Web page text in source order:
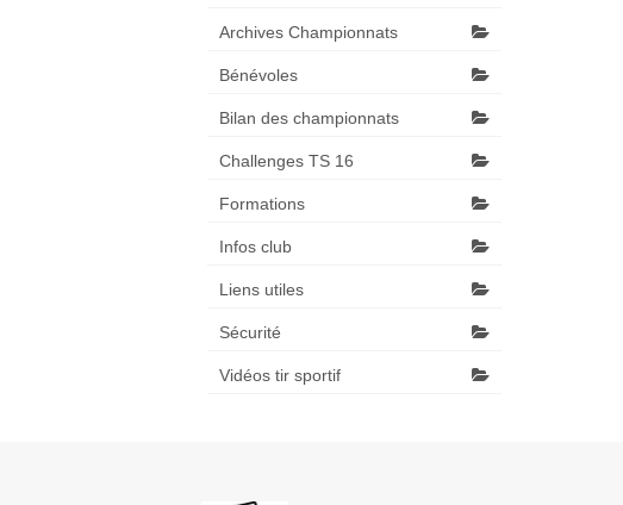
Archives Championnats
Bénévoles
Bilan des championnats
Challenges TS 16
Formations
Infos club
Liens utiles
Sécurité
Vidéos tir sportif